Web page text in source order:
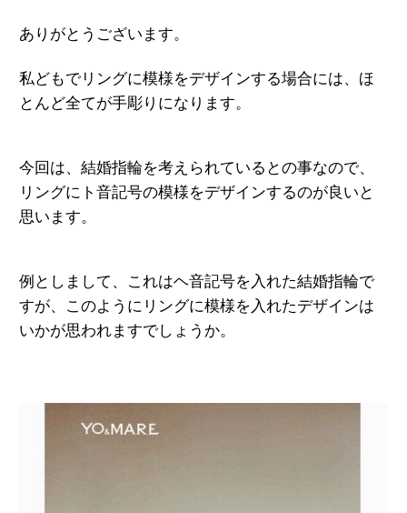
ありがとうございます。
私どもでリングに模様をデザインする場合には、ほ
とんど全てが手彫りになります。
今回は、結婚指輪を考えられているとの事なので、
リングにト音記号の模様をデザインするのが良いと
思います。
例としまして、これはヘ音記号を入れた結婚指輪で
すが、このようにリングに模様を入れたデザインは
いかが思われますでしょうか。